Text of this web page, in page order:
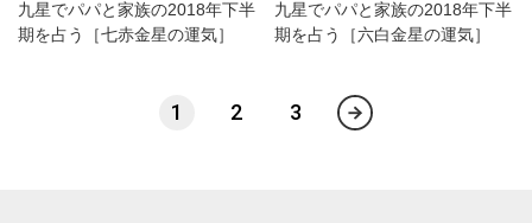
九星でパパと家族の2018年下半
期を占う［七赤金星の運気］
九星でパパと家族の2018年下半
期を占う［六白金星の運気］
1 2 3